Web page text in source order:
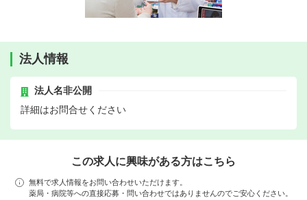
法人情報
法人名非公開
詳細はお問合せください
この求人に興味がある方はこちら
無料で求人情報をお問い合わせいただけます。
薬局・病院等への直接応募・問い合わせではありませんのでご安心ください。